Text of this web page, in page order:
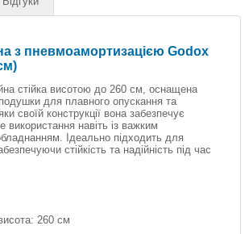
з пневмоамортизацією Godox
стійка висотою до 260 см, оснащена
для плавного опускання та
своїй конструкції вона забезпечує
використання навіть із важким
Ідеально підходить для
стійкість та надійність під час
260 см